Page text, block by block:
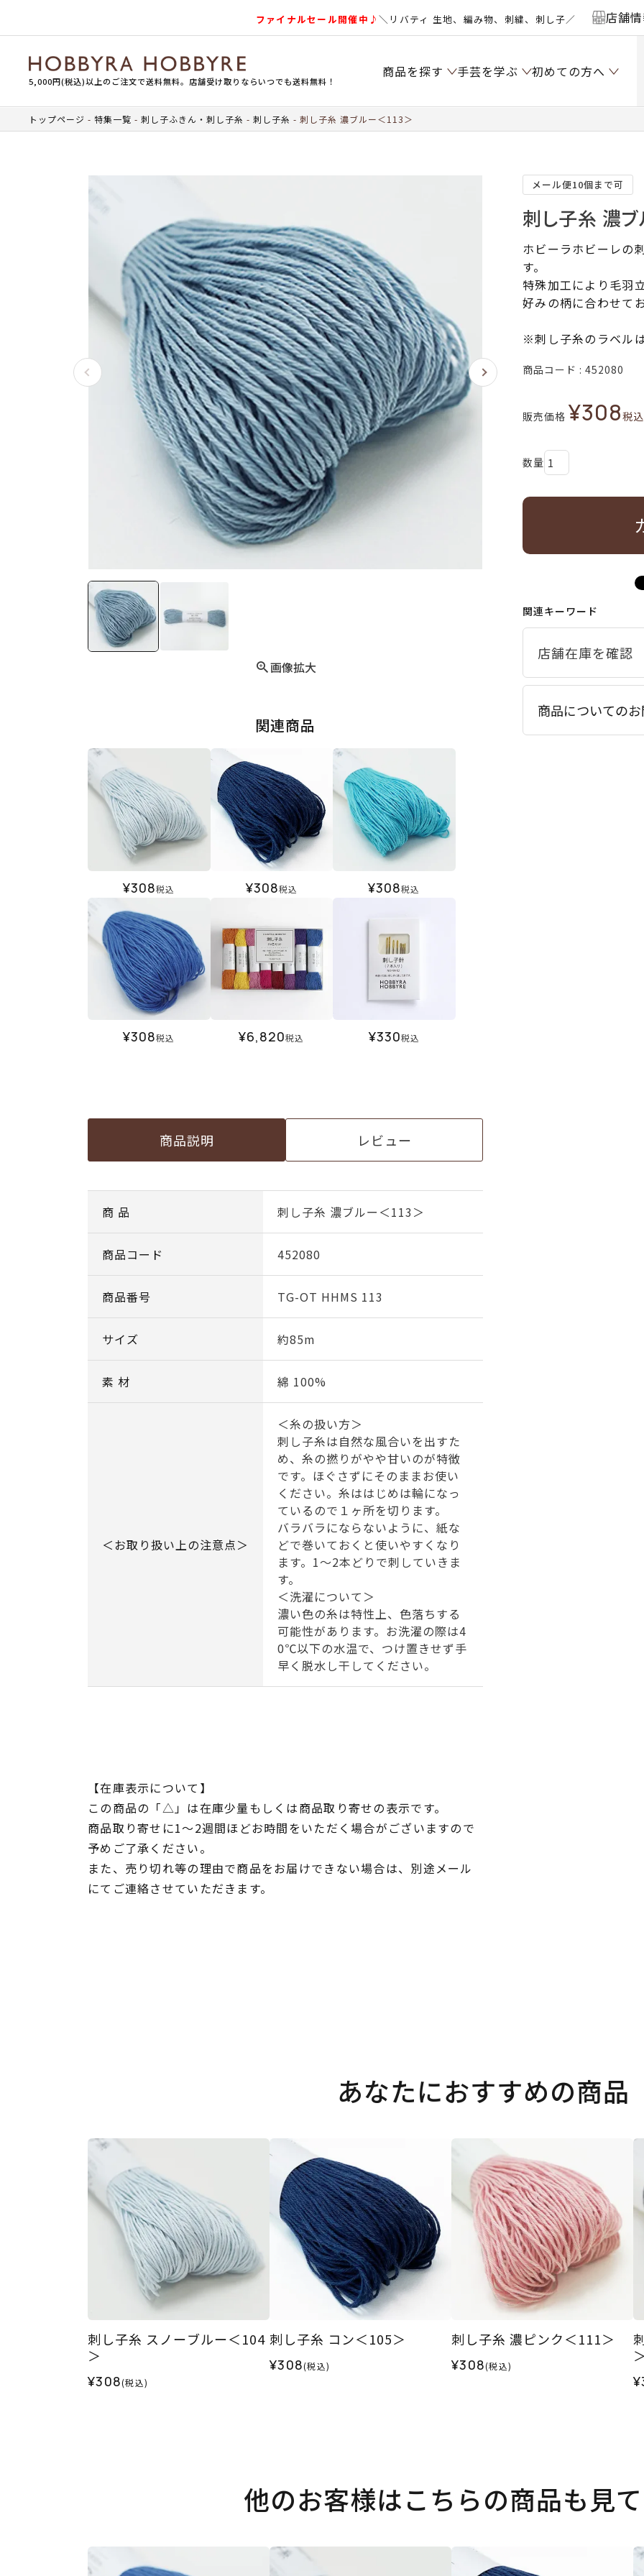
ファイナルセール開催中♪＼リバティ 生地、編み物、刺繍、刺し子／ 店舗
5,000円(税込)以上のご注文で送料無料。店舗受け取りならいつでも送料無料！
商品を探す 手芸を学ぶ 初めての方へ
トップページ 特集一覧 刺し子ふきん・刺し子糸 刺し子糸 刺し子糸 濃ブルー＜113＞
画像拡大
関連商品
¥308税込 ¥308税込 ¥308税込
¥308税込 ¥6,820税込 ¥330税込
商品説明 レビュー
商 品 刺し子糸 濃ブルー＜113＞
商品コード 452080
商品番号 TG-OT HHMS 113
サイズ 約85m
素 材 綿 100%
＜お取り扱い上の注意点＞
＜糸の扱い方＞
刺し子糸は自然な風合いを出すた
め、糸の撚りがやや甘いのが特徴
です。ほぐさずにそのままお使い
ください。糸ははじめは輪になっ
ているので１ヶ所を切ります。
バラバラにならないように、紙な
どで巻いておくと使いやすくなり
ます。1～2本どりで刺していきま
す。
＜洗濯について＞
濃い色の糸は特性上、色落ちする
可能性があります。お洗濯の際は4
0℃以下の水温で、つけ置きせず手
早く脱水し干してください。
【在庫表示について】
この商品の「△」は在庫少量もしくは商品取り寄せの表示です。
商品取り寄せに1～2週間ほどお時間をいただく場合がございますので
予めご了承ください。
また、売り切れ等の理由で商品をお届けできない場合は、別途メール
にてご連絡させていただきます。
メール便10個まで可
刺し子糸 濃
ホビーラホビーレの
す。
特殊加工により毛羽
好みの柄に合わせて
※刺し子糸のラベル
商品コード 452080
販売価格 ¥308税込
関連キーワード
商品についての
あなたにおすすめの商品
刺し子糸 スノーブルー＜104
＞
¥308(税込)
刺し子糸 コン＜105＞
¥308(税込)
刺し子糸 濃ピンク＜111＞
¥308(税込)
＞
他のお客様はこちらの商品も見